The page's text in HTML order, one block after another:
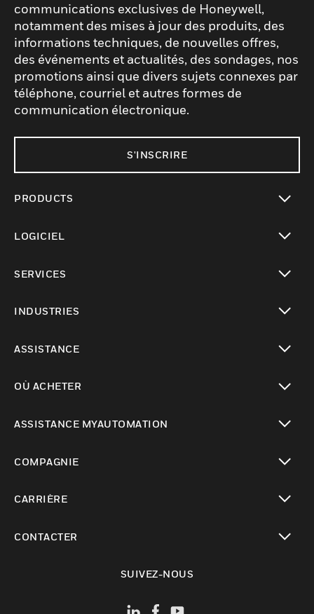
communications exclusives de Honeywell,
notamment des mises à jour des produits, des
informations techniques, de nouvelles offres,
des événements et actualités, des sondages, nos
promotions ainsi que divers sujets connexes par
téléphone, courriel et autres formes de
communication électronique.
S'INSCRIRE
PRODUCTS
LOGICIEL
SERVICES
INDUSTRIES
ASSISTANCE
OÙ ACHETER
ASSISTANCE MYAUTOMATION
COMPAGNIE
CARRIÈRE
CONTACTER
SUIVEZ-NOUS